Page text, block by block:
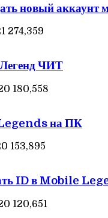
новый аккаунт
274,359
ЧИТ
180,558
на ПК
153,895
ID в Mobile
120,651